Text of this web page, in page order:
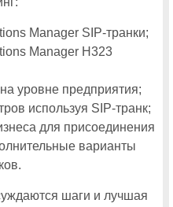
Manager SIP-транки;
Manager H323
уровне предприятия;
используя SIP-транк;
для присоединения
варианты
шаги и лучшая